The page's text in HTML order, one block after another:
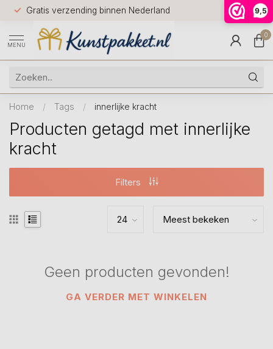
9,5
Gratis verzending binnen Nederland
Voor
huis
9.5
MENU
0
Home / Tags / innerlijke kracht
Producten getagd met innerlijke
kracht
Filters
Geen producten gevonden!
GA VERDER MET WINKELEN